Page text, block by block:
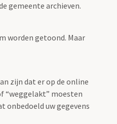
gemeente archieven.
worden getoond. Maar
zijn dat er op de online
“weggelakt” moesten
onbedoeld uw gegevens